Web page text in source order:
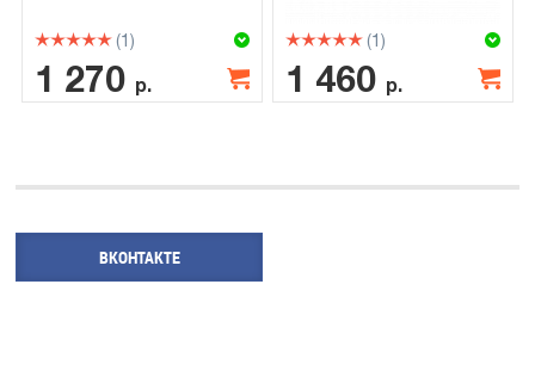
(1)
1 270 р.
(1)
1 460 р.
ВКОНТАКТЕ